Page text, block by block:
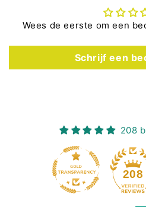
Wees de eerste om een
Schrijf een
208
208